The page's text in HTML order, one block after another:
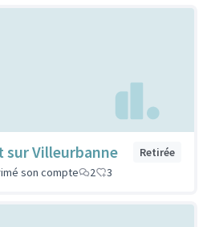
sur Villeurbanne
Retirée
son compte
2 3